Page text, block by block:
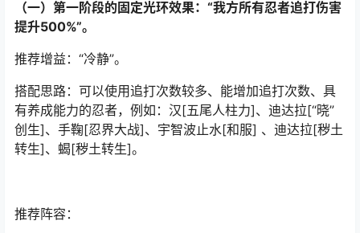
（一）第一阶段的固定光环效果：“我方所有忍者追打伤害
提升500%”。
推荐增益：“冷静”。
搭配思路：可以使用追打次数较多、能增加追打次数、具
有养成能力的忍者，例如：汉[五尾人柱力]、迪达拉[“晓”
创生]、手鞠[忍界大战]、宇智波止水[和服] 、迪达拉[秽土
转生]、蝎[秽土转生]。
推荐阵容：